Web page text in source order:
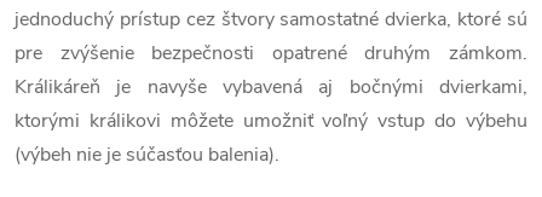
jednoduchý prístup cez štvory samostatné dvierka, ktoré sú
pre zvýšenie bezpečnosti opatrené druhým zámkom.
Králikáreň je navyše vybavená aj bočnými dvierkami,
ktorými králikovi môžete umožniť voľný vstup do výbehu
(výbeh nie je súčasťou balenia).